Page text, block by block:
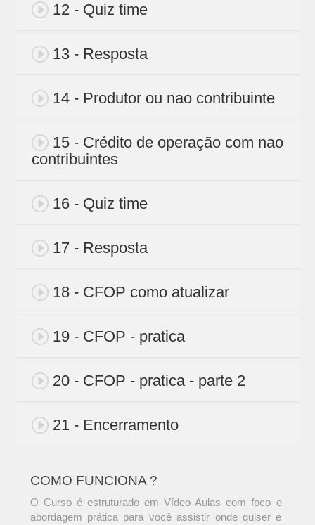
12 - Quiz time
13 - Resposta
14 - Produtor ou nao contribuinte
15 - Crédito de operação com nao
contribuintes
16 - Quiz time
17 - Resposta
18 - CFOP como atualizar
19 - CFOP - pratica
20 - CFOP - pratica - parte 2
21 - Encerramento
COMO FUNCIONA ?
O Curso é estruturado em Vídeo Aulas com foco e
abordagem prática para você assistir onde quiser e